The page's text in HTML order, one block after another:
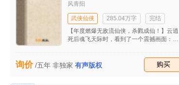
风青阳
武侠仙侠 285.04万字
完结
【年度燃爆无敌流仙侠，杀戮成仙！】云逍
死后魂飞天际时，看到了一个震撼画面：他
天，一座座陆地都是棺上一抔抔黄土，万万
亿活人竟在坟土中繁衍生息！巨棺内一具仙
询价 /五年 非独家 有声版权 购买